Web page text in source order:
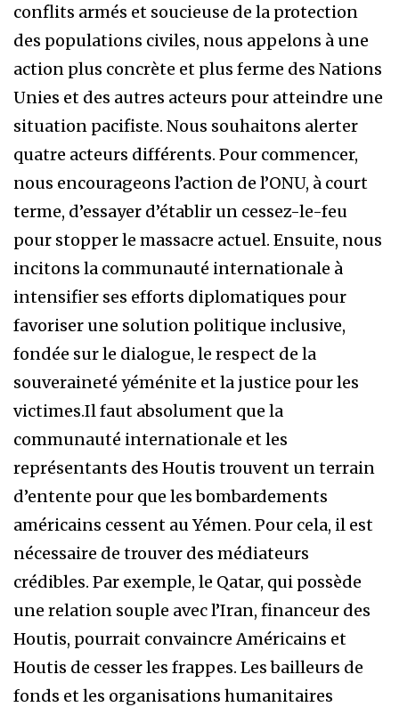
conflits armés et soucieuse de la protection
des populations civiles, nous appelons à une
action plus concrète et plus ferme des Nations
Unies et des autres acteurs pour atteindre une
situation pacifiste. Nous souhaitons alerter
quatre acteurs différents. Pour commencer,
nous encourageons l’action de l’ONU, à court
terme, d’essayer d’établir un cessez-le-feu
pour stopper le massacre actuel. Ensuite, nous
incitons la communauté internationale à
intensifier ses efforts diplomatiques pour
favoriser une solution politique inclusive,
fondée sur le dialogue, le respect de la
souveraineté yéménite et la justice pour les
victimes.Il faut absolument que la
communauté internationale et les
représentants des Houtis trouvent un terrain
d’entente pour que les bombardements
américains cessent au Yémen. Pour cela, il est
nécessaire de trouver des médiateurs
crédibles. Par exemple, le Qatar, qui possède
une relation souple avec l’Iran, financeur des
Houtis, pourrait convaincre Américains et
Houtis de cesser les frappes. Les bailleurs de
fonds et les organisations humanitaires